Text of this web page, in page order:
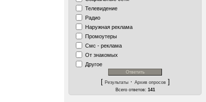
Телевидение
Радио
Наружная реклама
Промоутеры
Смс - реклама
От знакомых
Другое
[ Результаты· Архив опросов]
Всего ответов: 141